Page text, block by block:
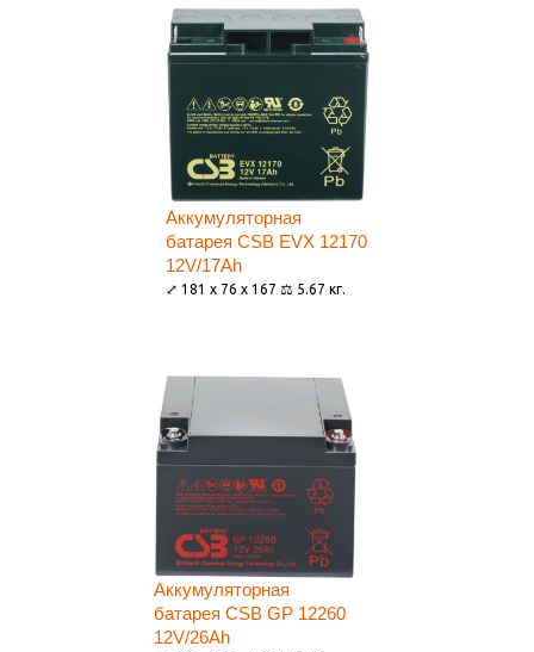
Аккумуляторная
батарея CSB EVX 12170
12V/17Ah
⤢ 181 x 76 x 167 ⚖ 5.67 кг.
Аккумуляторная
батарея CSB GP 12260
12V/26Ah